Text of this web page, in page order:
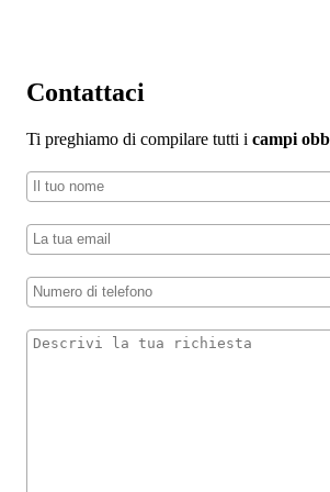
Contattaci
Ti preghiamo di compilare tutti i campi